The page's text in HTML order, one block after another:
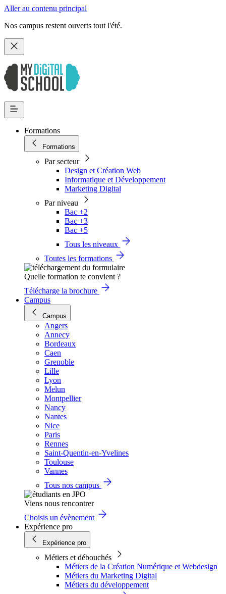
Aller au contenu principal
Nos campus restent ouverts tout l'été.
Formations
Formations
Par secteur
Design et Création Web
Informatique et Développement
Marketing Digital
Par niveau
Bac +2
Bac +3
Bac +5
Tous les niveaux
Toutes les formations
Quelle formation te convient ?
Télécharge la brochure
Campus
Campus
Angers
Annecy
Bordeaux
Caen
Grenoble
Lille
Lyon
Melun
Montpellier
Nancy
Nantes
Nice
Paris
Rennes
Saint-Quentin-en-Yvelines
Toulouse
Vannes
Tous nos campus
Viens nous rencontrer
Choisis un évènement
Expérience pro
Expérience pro
Métiers et débouchés
Métiers de la Création Numérique et Webdesign
Métiers du Marketing Digital
Métiers du développement